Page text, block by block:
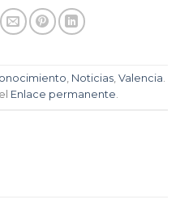
, Noticias, Valencia.
Enlace permanente.